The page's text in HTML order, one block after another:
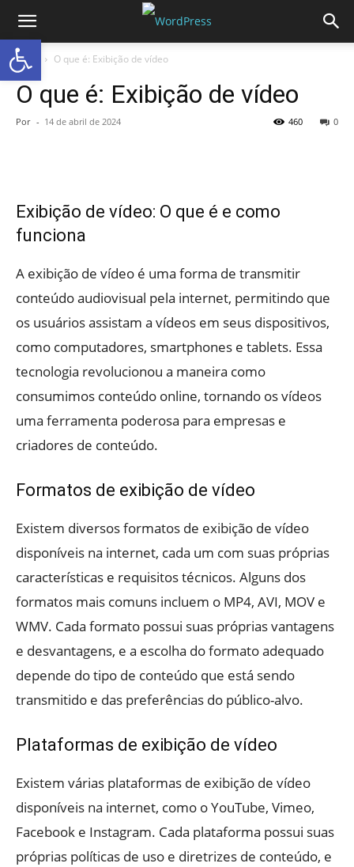
Início O que é: Exibição de vídeo
O que é: Exibição de vídeo
Por - 14 de abril de 2024 0
460
Exibição de vídeo: O que é e como
funciona
A exibição de vídeo é uma forma de transmitir
conteúdo audiovisual pela internet, permitindo que
os usuários assistam a vídeos em seus dispositivos,
como computadores, smartphones e tablets. Essa
tecnologia revolucionou a maneira como
consumimos conteúdo online, tornando os vídeos
uma ferramenta poderosa para empresas e
criadores de conteúdo.
Formatos de exibição de vídeo
Existem diversos formatos de exibição de vídeo
disponíveis na internet, cada um com suas próprias
características e requisitos técnicos. Alguns dos
formatos mais comuns incluem o MP4, AVI, MOV e
WMV. Cada formato possui suas próprias vantagens
e desvantagens, e a escolha do formato adequado
depende do tipo de conteúdo que está sendo
transmitido e das preferências do público-alvo.
Plataformas de exibição de vídeo
Existem várias plataformas de exibição de vídeo
disponíveis na internet, como o YouTube, Vimeo,
Facebook e Instagram. Cada plataforma possui suas
próprias políticas de uso e diretrizes de conteúdo, e
Abrir a barra de ferramentas